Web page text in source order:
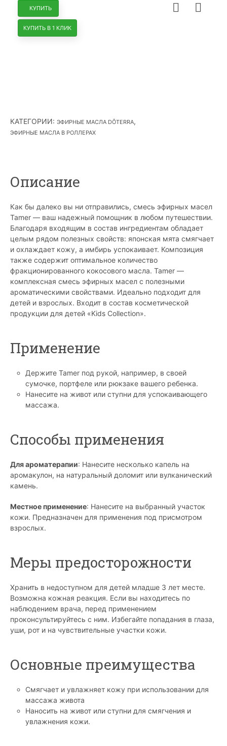
КУПИТЬ
КУПИТЬ В 1 КЛИК
КАТЕГОРИИ: ЭФИРНЫЕ МАСЛА DŌTERRA,
ЭФИРНЫЕ МАСЛА В РОЛЛЕРАХ
Описание
Как бы далеко вы ни отправились, смесь эфирных масел
Tamer — ваш надежный помощник в любом путешествии.
Благодаря входящим в состав ингредиентам обладает
целым рядом полезных свойств: японская мята смягчает
и охлаждает кожу, а имбирь успокаивает. Композиция
также содержит оптимальное количество
фракционированного кокосового масла. Tamer —
комплексная смесь эфирных масел с полезными
ароматическими свойствами. Идеально подходит для
детей и взрослых. Входит в состав косметической
продукции для детей «Kids Collection».
Применение
Держите Tamer под рукой, например, в своей
сумочке, портфеле или рюкзаке вашего ребенка.
Нанесите на живот или ступни для успокаивающего
массажа.
Способы применения
Для ароматерапии: Нанесите несколько капель на
аромакулон, на натуральный доломит или вулканический
камень.
Местное применение: Нанесите на выбранный участок
кожи. Предназначен для применения под присмотром
взрослых.
Меры предосторожности
Хранить в недоступном для детей младше 3 лет месте.
Возможна кожная реакция. Если вы находитесь по
наблюдением врача, перед применением
проконсультируйтесь с ним. Избегайте попадания в глаза,
уши, рот и на чувствительные участки кожи.
Основные преимущества
Смягчает и увлажняет кожу при использовании для
массажа живота
Наносить на живот или ступни для смягчения и
увлажнения кожи.